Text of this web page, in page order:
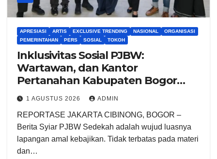
APRESIASI ARTIS EXCLUSIVE TRENDING NASIONAL
ORGANISASI
PEMERINTAHAN
PERS SOSIAL TOKOH
Inklusivitas Sosial PJBW:
Wartawan, dan Kantor
Pertanahan Kabupaten Bogor
Kolaborasi Gelar Program Jumat
Berkah
1 AGUSTUS 2026 ADMIN
REPORTASE JAKARTA CIBINONG, BOGOR –
Berita Syiar PJBW Sedekah adalah wujud luasnya
lapangan amal kebajikan. Tidak terbatas pada materi
dan…